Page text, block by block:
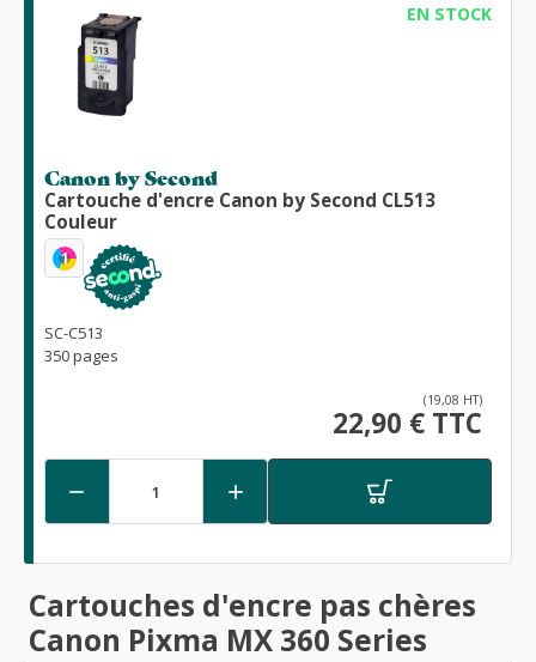
EN STOCK
Canon by Second
Cartouche d'encre Canon by Second CL513
Couleur
1
SC-C513
350 pages
(19,08 HT)
22,90 € TTC
 
Cartouches d'encre pas chères
Canon Pixma MX 360 Series